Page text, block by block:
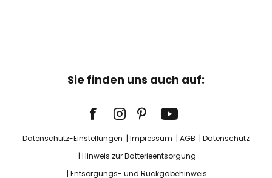
Sie finden uns auch auf:
Datenschutz-Einstellungen Impressum AGB
Datenschutz
Hinweis zur Batterieentsorgung
Entsorgungs- und Rückgabehinweis